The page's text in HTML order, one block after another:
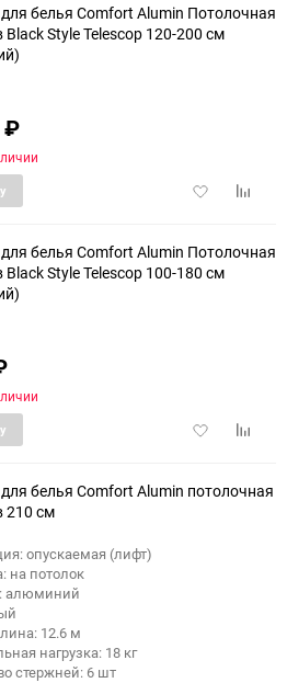
белья Comfort Alumin Потолочная
Black Style Telescop 120-200 см
₽
Добавить
белья Comfort Alumin Потолочная
Black Style Telescop 100-180 см
Добавить
белья Comfort Alumin потолочная
210 см
опускаемая (лифт)
на потолок
алюминий
12.6 м
нагрузка: 18 кг
стержней: 6 шт